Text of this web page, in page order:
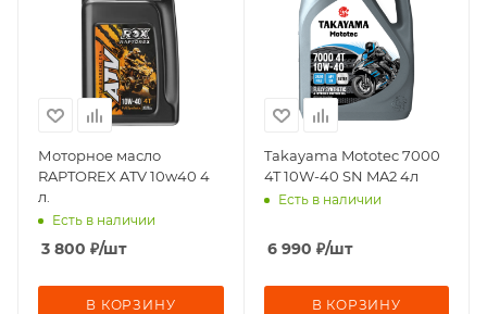
Моторное масло
RAPTOREX ATV 10w40 4
л.
Есть в наличии
3 800 ₽/шт
В КОРЗИНУ
Takayama Mototec 7000
4T 10W-40 SN MA2 4л
Есть в наличии
6 990 ₽/шт
В КОРЗИНУ